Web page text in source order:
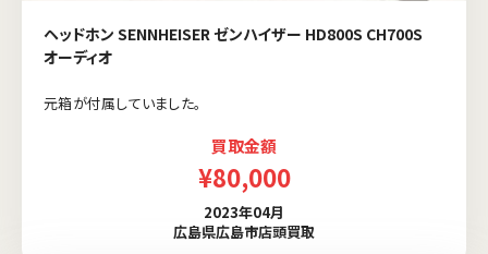
ヘッドホン SENNHEISER ゼンハイザー HD800S CH700S
オーディオ
元箱が付属していました。
買取金額
¥80,000
2023年04月
広島県広島市店頭買取